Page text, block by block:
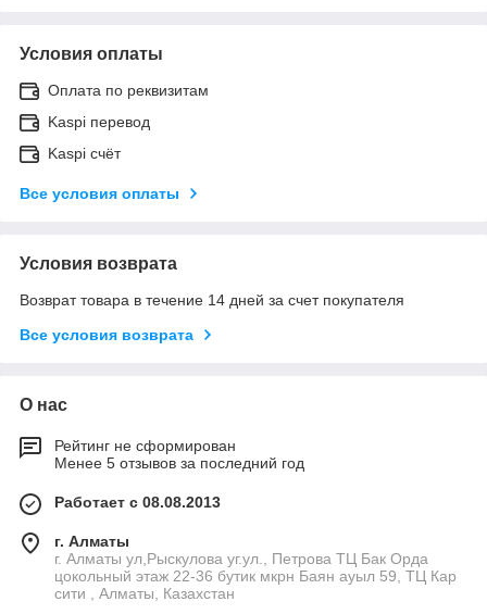
Условия оплаты
Оплата по реквизитам
Kaspi перевод
Kaspi счёт
Все условия оплаты
Условия возврата
Возврат товара в течение 14 дней за счет покупателя
Все условия возврата
О нас
Рейтинг не сформирован
Менее 5 отзывов за последний год
Работает с 08.08.2013
г. Алматы
г. Алматы ул,Рыскулова уг.ул., Петрова ТЦ Бак Орда
цокольный этаж 22-36 бутик мкрн Баян ауыл 59, ТЦ Кар
сити , Алматы, Казахстан